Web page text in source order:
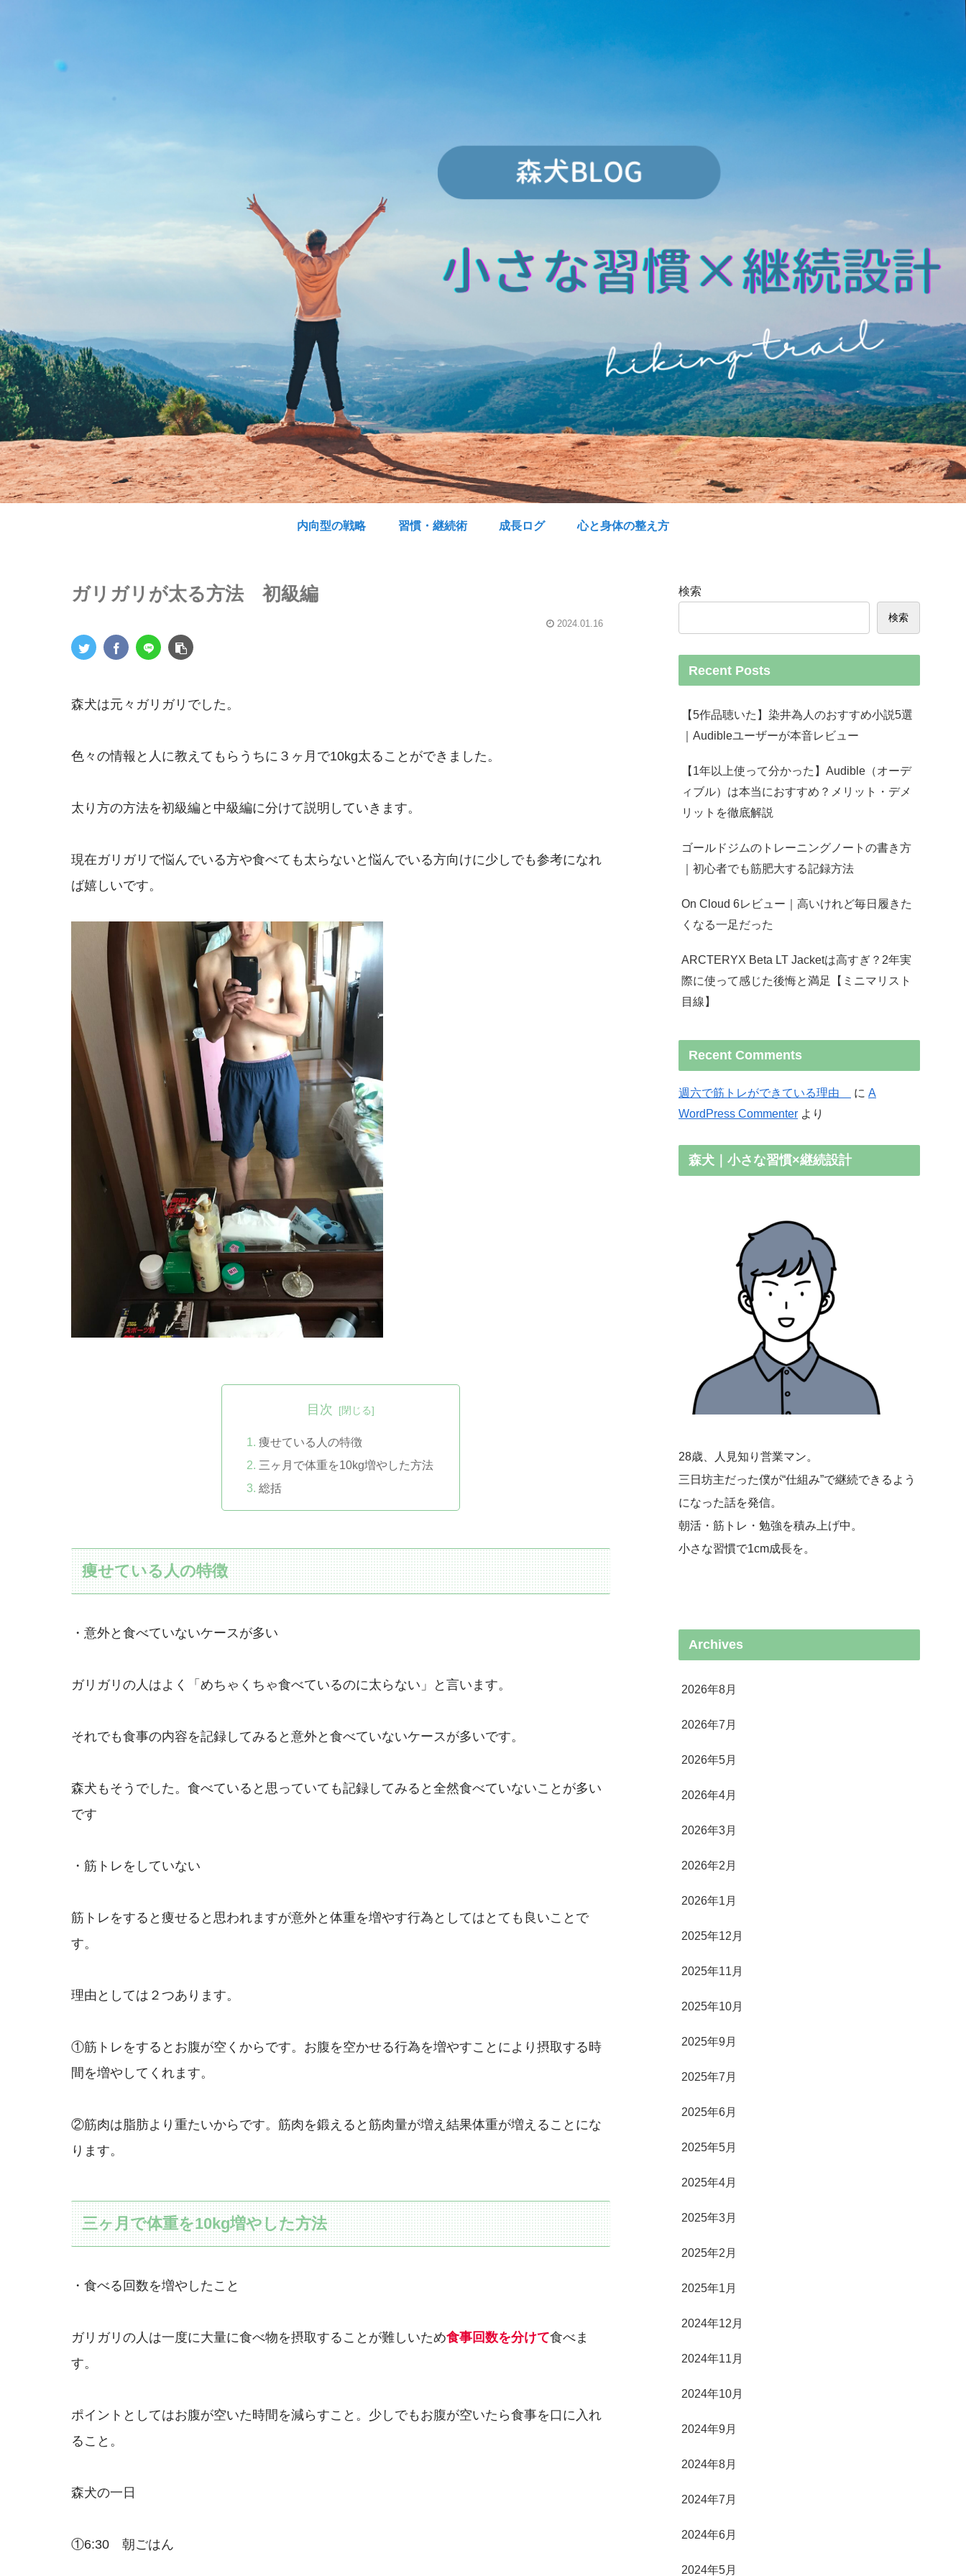
内向型の戦略 習慣・継続術 成長ログ 心と身体の整え方
ガリガリが太る方法 初級編
2024.01.16
森犬は元々ガリガリでした。
色々の情報と人に教えてもらうちに３ヶ月で10kg太ることができました。
太り方の方法を初級編と中級編に分けて説明していきます。
現在ガリガリで悩んでいる方や食べても太らないと悩んでいる方向けに少しでも参考になれ
ば嬉しいです。
目次
痩せている人の特徴
三ヶ月で体重を10kg増やした方法
総括
痩せている人の特徴
・意外と食べていないケースが多い
ガリガリの人はよく「めちゃくちゃ食べているのに太らない」と言います。
それでも食事の内容を記録してみると意外と食べていないケースが多いです。
森犬もそうでした。食べていると思っていても記録してみると全然食べていないことが多い
です
・筋トレをしていない
筋トレをすると痩せると思われますが意外と体重を増やす行為としてはとても良いことで
す。
理由としては２つあります。
①筋トレをするとお腹が空くからです。お腹を空かせる行為を増やすことにより摂取する時
間を増やしてくれます。
②筋肉は脂肪より重たいからです。筋肉を鍛えると筋肉量が増え結果体重が増えることにな
ります。
三ヶ月で体重を10kg増やした方法
・食べる回数を増やしたこと
ガリガリの人は一度に大量に食べ物を摂取することが難しいため食事回数を分けて食べま
す。
ポイントとしてはお腹が空いた時間を減らすこと。少しでもお腹が空いたら食事を口に入れ
ること。
森犬の一日
①6:30 朝ごはん
検索
検索
Recent Posts
【5作品聴いた】染井為人のおすすめ小説5選
｜Audibleユーザーが本音レビュー
【1年以上使って分かった】Audible（オーデ
ィブル）は本当におすすめ？メリット・デメ
リットを徹底解説
ゴールドジムのトレーニングノートの書き方
｜初心者でも筋肥大する記録方法
On Cloud 6レビュー｜高いけれど毎日履きた
くなる一足だった
ARCTERYX Beta LT Jacketは高すぎ？2年実
際に使って感じた後悔と満足【ミニマリスト
目線】
Recent Comments
週六で筋トレができている理由 に A
WordPress Commenter より
森犬｜小さな習慣×継続設計
28歳、人見知り営業マン。
三日坊主だった僕が“仕組み”で継続できるよう
になった話を発信。
朝活・筋トレ・勉強を積み上げ中。
小さな習慣で1cm成長を。
Archives
2026年8月
2026年7月
2026年5月
2026年4月
2026年3月
2026年2月
2026年1月
2025年12月
2025年11月
2025年10月
2025年9月
2025年7月
2025年6月
2025年5月
2025年4月
2025年3月
2025年2月
2025年1月
2024年12月
2024年11月
2024年10月
2024年9月
2024年8月
2024年7月
2024年6月
2024年5月